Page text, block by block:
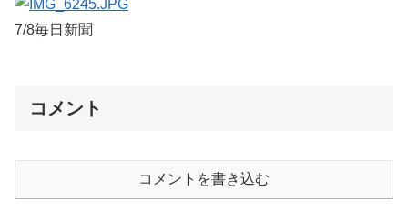
7/8毎日新聞
コメント
コメントを書き込む